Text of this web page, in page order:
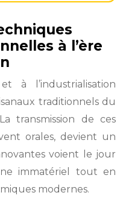
à l’ère
à l’industrialisation
traditionnels du
transmission de ces
orales, devient un
voient le jour
immatériel tout en
modernes.